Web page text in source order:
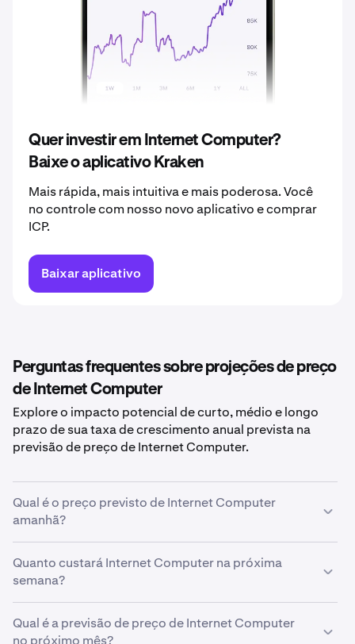
Quer investir em Internet Computer?
Baixe o aplicativo Kraken
Mais rápida, mais intuitiva e mais poderosa. Você
no controle com nosso novo aplicativo e comprar
ICP.
Baixar aplicativo
Perguntas frequentes sobre projeções de preço
de Internet Computer
Explore o impacto potencial de curto, médio e longo
prazo de sua taxa de crescimento anual prevista na
previsão de preço de Internet Computer.
Qual é o preço previsto de Internet Computer
amanhã?
Com sua taxa de crescimento prevista de5%, a
de preço de Internet Computer para amanhã
Quanto custará Internet Computer na próxima
semana?
Usando sua previsão de taxa de crescimento de5%
preço estimado de
Qual é a previsão de preço de Internet Computer
no próximo mês?